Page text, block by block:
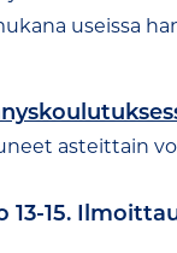
useissa
asteittain
15.